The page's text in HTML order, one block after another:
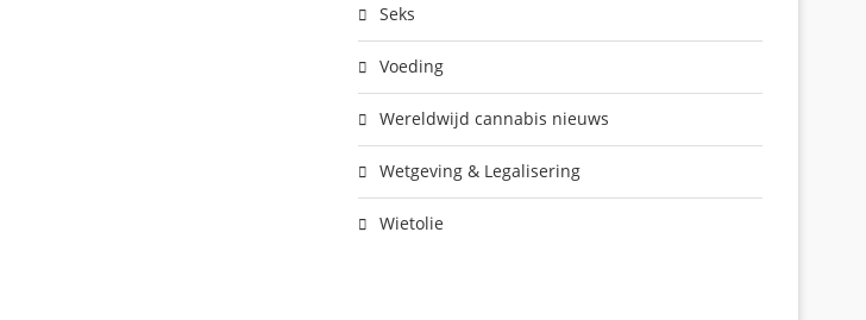
Seks
Voeding
Wereldwijd cannabis nieuws
Wetgeving & Legalisering
Wietolie